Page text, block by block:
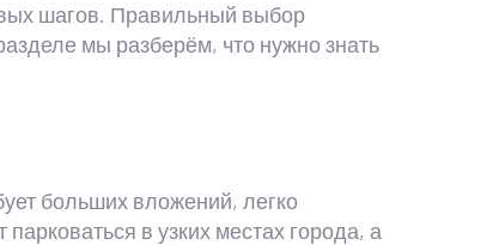
шагов. Правильный выбор
мы разберём, что нужно знать
больших вложений, легко
в узких местах города, а